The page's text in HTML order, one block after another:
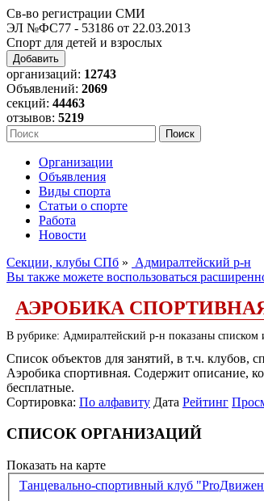
Св-во регистрации СМИ
ЭЛ №ФС77 - 53186 от 22.03.2013
Спорт для детей и взрослых
Добавить
организаций: 12743
Объявлений: 2069
секций: 44463
отзывов: 5219
Организации
Объявления
Виды спорта
Статьи о спорте
Работа
Новости
Секции, клубы СПб » Адмиралтейский р-н
Вы также можете воспользоваться
АЭРОБИКА
В рубрике: Адмиралтейский р-н показаны списком
Список объектов для занятий, в т.ч.
Аэробика спортивная. Содержит описание,
бесплатные.
Сортировка: По алфавиту Дата Рейтинг
СПИСОК ОРГАНИЗАЦИЙ
Показать на карте
Танцевально-спортивный клуб